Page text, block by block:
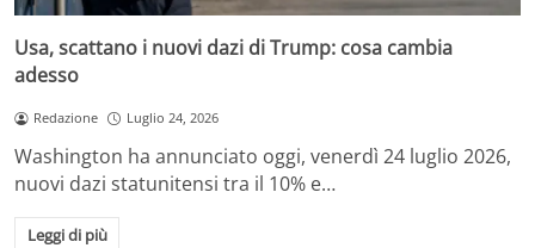
Usa, scattano i nuovi dazi di Trump: cosa cambia
adesso
Redazione Luglio 24, 2026
Washington ha annunciato oggi, venerdì 24 luglio 2026,
nuovi dazi statunitensi tra il 10% e…
Leggi di più